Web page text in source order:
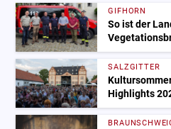
GIFHORN
So ist der
SALZGITTER
Highlights